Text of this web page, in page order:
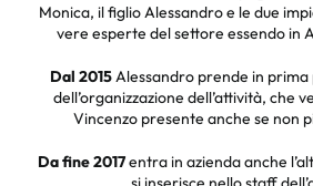
Monica, il figlio Alessandro e le due
vere esperte del settore essendo in
Dal 2015Alessandro prende in prima
dell’organizzazione dell’attività, che
Vincenzo presente anche se non
Da fine 2017entra in azienda anche